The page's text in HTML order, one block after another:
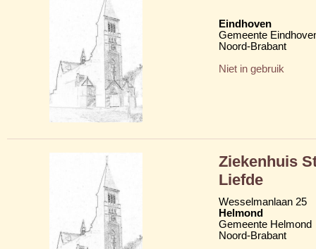
Eindhoven
Gemeente
Noord-Brabant
Niet in gebruik
Ziekenhuis
Liefde
Wesselmanlaan 25
Helmond
Gemeente Helmond
Noord-Brabant